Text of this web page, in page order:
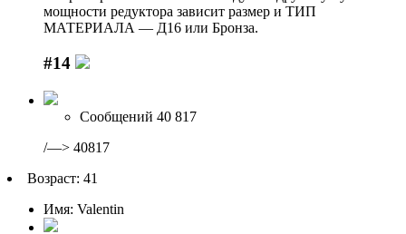
мощности редуктора зависит размер и ТИП
МАТЕРИАЛА — Д16 или Бронза.
#14
Сообщений 40 817
/—> 40817
Возраст: 41
Имя: Valentin